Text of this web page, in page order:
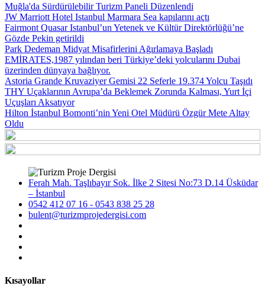
Muğla'da Sürdürülebilir Turizm Paneli Düzenlendi
JW Marriott Hotel Istanbul Marmara Sea kapılarını açtı
Fairmont Quasar Istanbul’un Yetenek ve Kültür Direktörlüğü’ne
Gözde Pekin getirildi
Park Dedeman Midyat Misafirlerini Ağırlamaya Başladı
EMİRATES,1987 yılından beri Türkiye’deki yolcularını Dubai
üzerinden dünyaya bağlıyor.
Astoria Grande Kruvaziyer Gemisi 22 Seferle 19.374 Yolcu Taşıdı
THY Uçaklarının Avrupa’da Beklemek Zorunda Kalması, Yurt İçi
Uçuşları Aksatıyor
Hilton İstanbul Bomonti’nin Yeni Otel Müdürü Özgür Mete Altay
Oldu
Ferah Mah. Taşlıbayır Sok. İlke 2 Sitesi No:73 D.14 Üsküdar
– İstanbul
0542 412 07 16 - 0543 838 25 28
bulent@turizmprojedergisi.com
Kısayollar